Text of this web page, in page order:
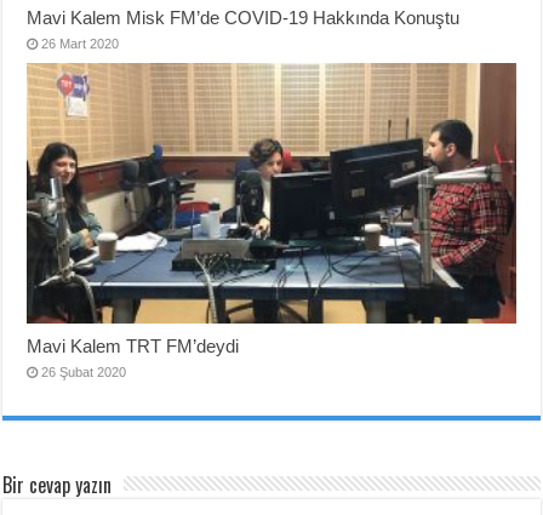
Mavi Kalem Misk FM’de COVID-19 Hakkında Konuştu
26 Mart 2020
Mavi Kalem TRT FM’deydi
26 Şubat 2020
Bir cevap yazın